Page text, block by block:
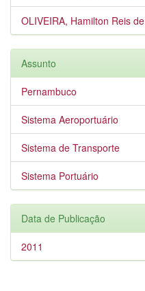
OLIVEIRA, Hamilton Reis de
Assunto
Pernambuco
Sistema Aeroportuário
Sistema de Transporte
Sistema Portuário
Data de Publicação
2011